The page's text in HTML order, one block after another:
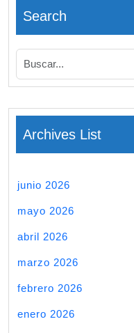
Search
Archives List
junio 2026
mayo 2026
abril 2026
marzo 2026
febrero 2026
enero 2026